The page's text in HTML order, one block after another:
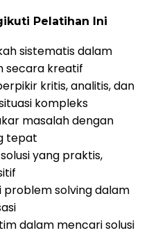
Pelatihan Ini
sistematis dalam
secara kreatif
kritis, analitis, dan
kompleks
masalah dengan
tepat
yang praktis,
problem solving dalam
dalam mencari solusi